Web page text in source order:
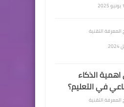
المعرفة التقنية
الذكاء
في التعليم؟
المعرفة التقنية